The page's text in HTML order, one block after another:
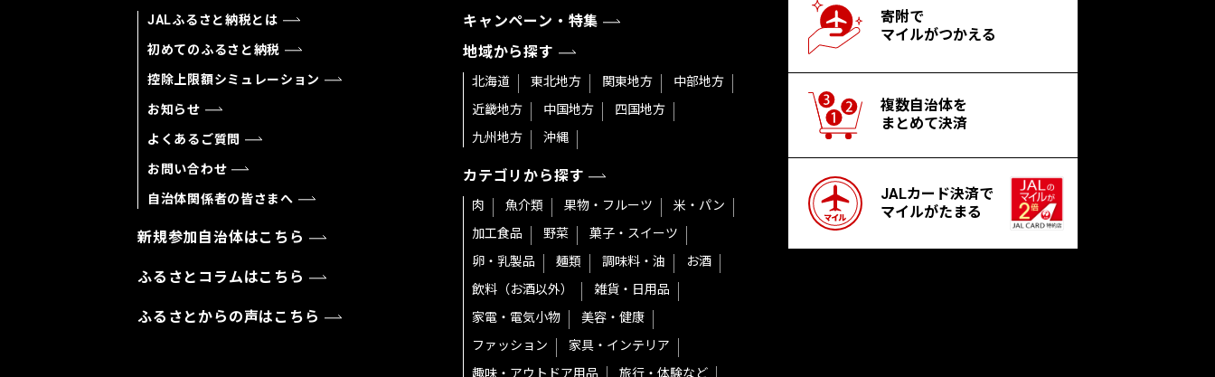
JALふるさと納税とは
初めてのふるさと納税
控除上限額シミュレーション
お知らせ
よくあるご質問
お問い合わせ
自治体関係者の皆さまへ
新規参加自治体はこちら
ふるさとコラムはこちら
ふるさとからの声はこちら
キャンペーン・特集
地域から探す
北海道 東北地方 関東地方
中部地方
近畿地方
中国地方
四国地方
九州地方
沖縄
カテゴリから探す
肉 魚介類 果物・フルーツ
米・パン
加工食品
野菜
菓子・スイーツ
卵・乳製品
麺類 調味料・油
お酒
飲料（お酒以外）
雑貨・日用品
家電・電気小物
美容・健康
ファッション
家具・インテリア
趣味・アウトドア用品
旅行・体験など
寄附で
マイルがつかえる
複数自治体を
まとめて決済
JALカード決済で
マイルがたまる